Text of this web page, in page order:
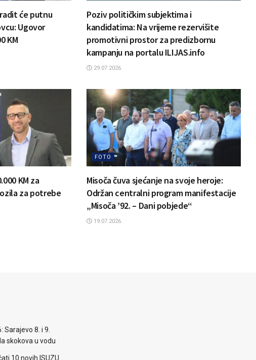
će putnu
Ugovor
KM
Poziv političkim subjektima i
kandidatima: Na vrijeme rezervišite
promotivni prostor za predizbornu
kampanju na portalu ILIJAS.info
29.07.2026.
KM za
za potrebe
FOTO
Misoča čuva sjećanje na svoje heroje:
Održan centralni program manifestacije
„Misoča ’92. – Dani pobjede“
19.07.2026.
Sarajevo 8. i 9.
skokova u vodu
10 novih ISUZU